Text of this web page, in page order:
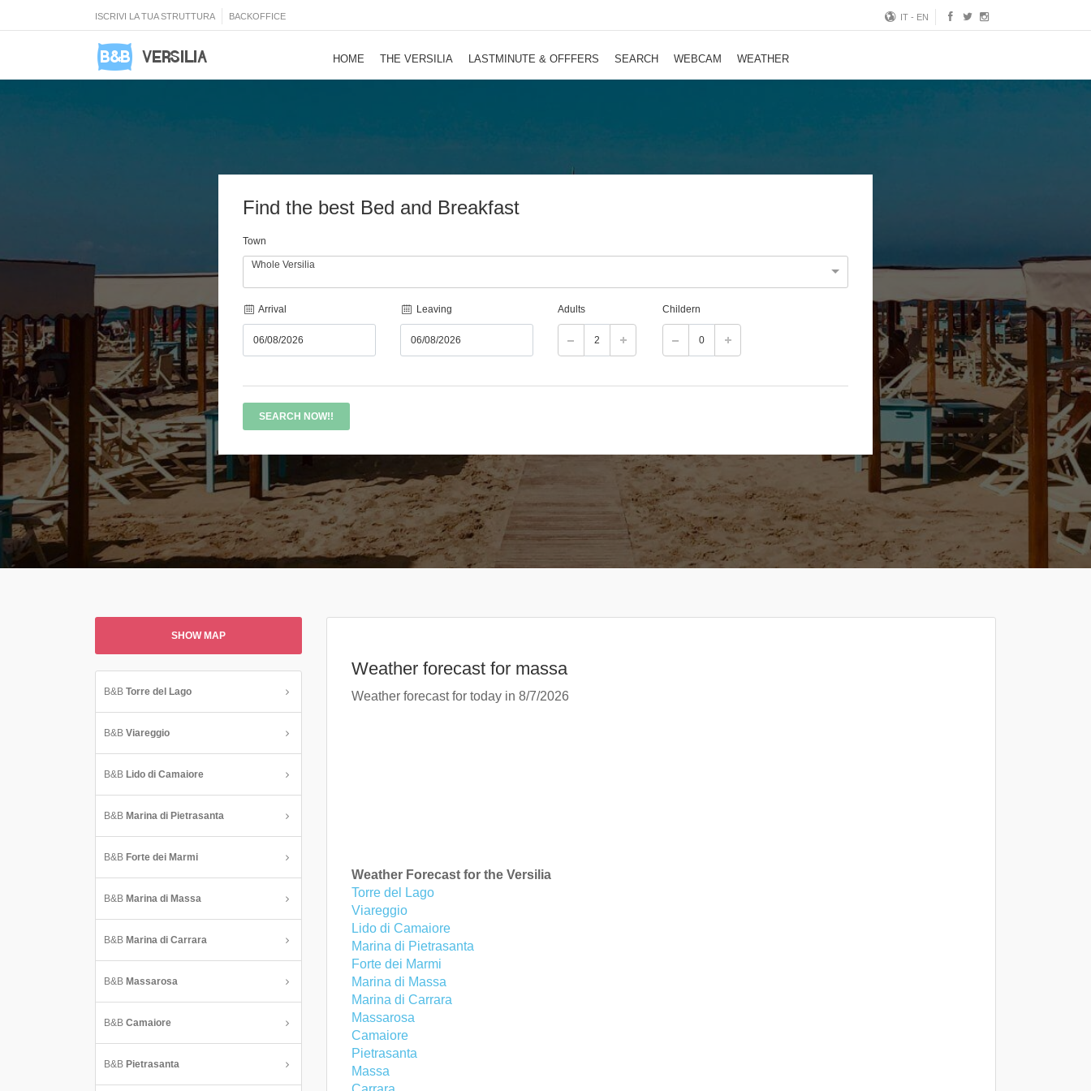
ISCRIVI LA TUA STRUTTURA BACKOFFICE IT - EN
HOME THE VERSILIA LASTMINUTE & OFFFERS SEARCH WEBCAM WEATHER
Find the best Bed and Breakfast
Town
Whole Versilia
Arrival Leaving Adults Childern
SHOW MAP
B&B Torre del Lago
B&B Viareggio
B&B Lido di Camaiore
B&B Marina di Pietrasanta
B&B Forte dei Marmi
B&B Marina di Massa
B&B Marina di Carrara
B&B Massarosa
B&B Camaiore
B&B Pietrasanta
Weather forecast for massa
Weather forecast for today in 8/7/2026
Weather Forecast for the Versilia
Torre del Lago
Viareggio
Lido di Camaiore
Marina di Pietrasanta
Forte dei Marmi
Marina di Massa
Marina di Carrara
Massarosa
Camaiore
Pietrasanta
Massa